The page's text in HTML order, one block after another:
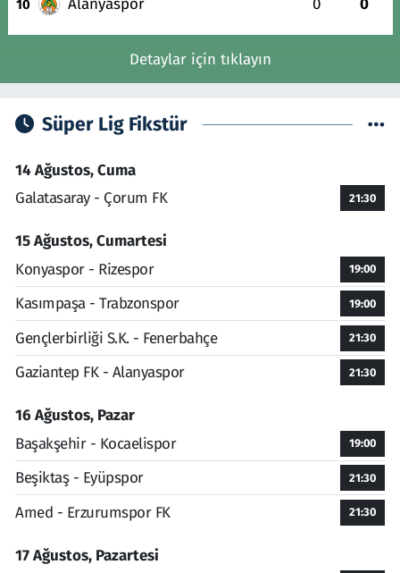
10 Alanyaspor 0 0
Detaylar için tıklayın
Süper Lig Fikstür
14 Ağustos, Cuma
Galatasaray - Çorum FK
21:30
15 Ağustos, Cumartesi
Konyaspor - Rizespor
19:00
Kasımpaşa - Trabzonspor 19:00
Gençlerbirliği S.K. - Fenerbahçe 21:30
Gaziantep FK - Alanyaspor 21:30
16 Ağustos, Pazar
Başakşehir - Kocaelispor
19:00
Beşiktaş - Eyüpspor 21:30
Amed - Erzurumspor FK 21:30
17 Ağustos, Pazartesi